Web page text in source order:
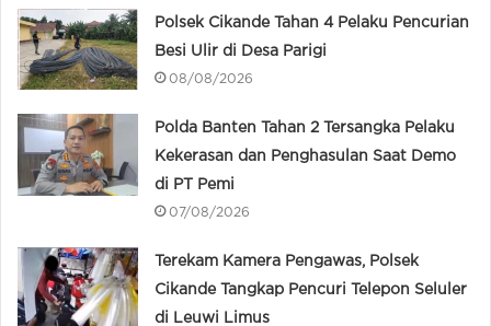
Polsek Cikande Tahan 4 Pelaku Pencurian
Besi Ulir di Desa Parigi
08/08/2026
Polda Banten Tahan 2 Tersangka Pelaku
Kekerasan dan Penghasulan Saat Demo
di PT Pemi
07/08/2026
Terekam Kamera Pengawas, Polsek
Cikande Tangkap Pencuri Telepon Seluler
di Leuwi Limus